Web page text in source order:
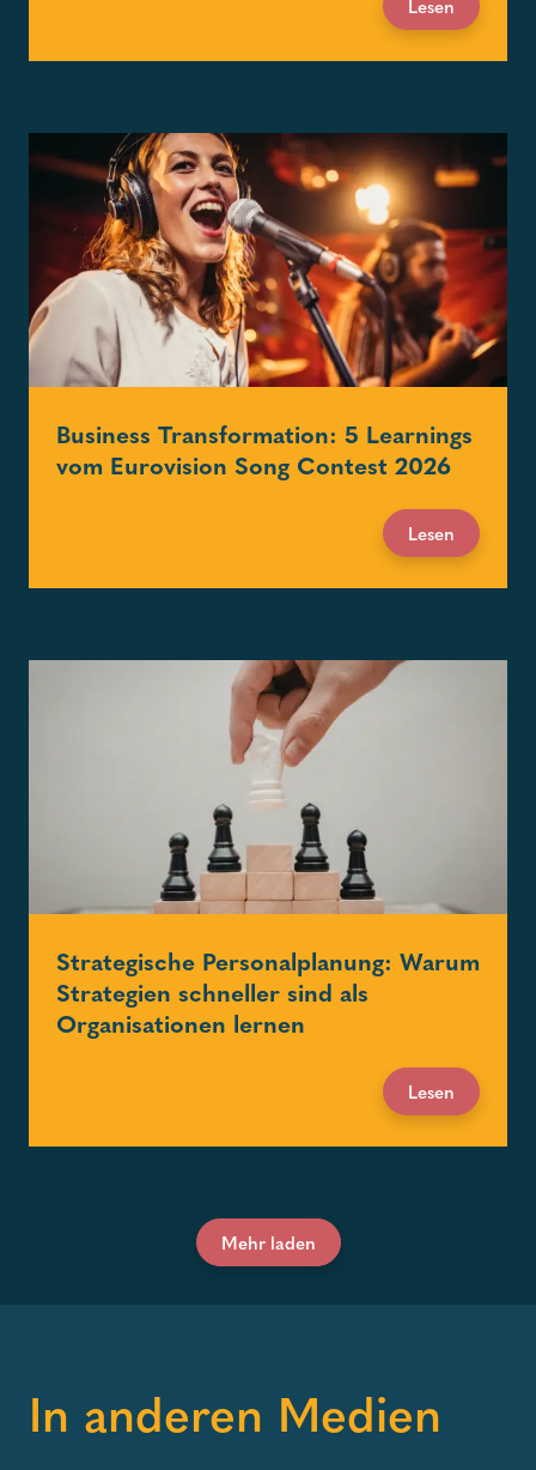
Lesen
Business Transformation: 5 Learnings
vom Eurovision Song Contest 2026
Lesen
Strategische Personalplanung: Warum
Strategien schneller sind als
Organisationen lernen
Lesen
Mehr laden
In anderen Medien